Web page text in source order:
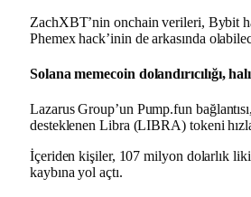
ZachXBT’nin onchain verileri, Bybit
Phemex hack’inin de arkasında
Solana memecoin dolandırıcılığı,
Lazarus Group’un Pump.fun
desteklenen Libra (LIBRA) tokeni
İçeriden kişiler, 107 milyon dolarlık
kaybına yol açtı.